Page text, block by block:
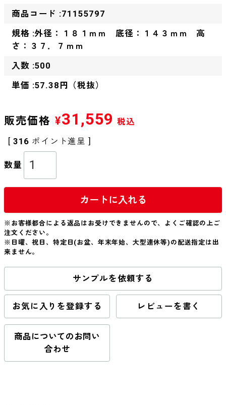
商品コード :71155797
規格 :外径：１８１ｍｍ 底径：１４３ｍｍ 高
さ：３７．７ｍｍ
入数 :500
単価 :57.38円（税抜）
販売価格 ¥31,559 税込
[ 316 ポイント進呈 ]
カートに入れる
※お客様都合による返品はお受けできませんので、よくご確認の上ご
注文ください。
※日曜、祝日、特定日(お盆、年末年始、大型連休等)の配送指定は出
来ません。
サンプルを依頼する
お気に入りを登録する レビューを書く
商品についてのお問い
合わせ